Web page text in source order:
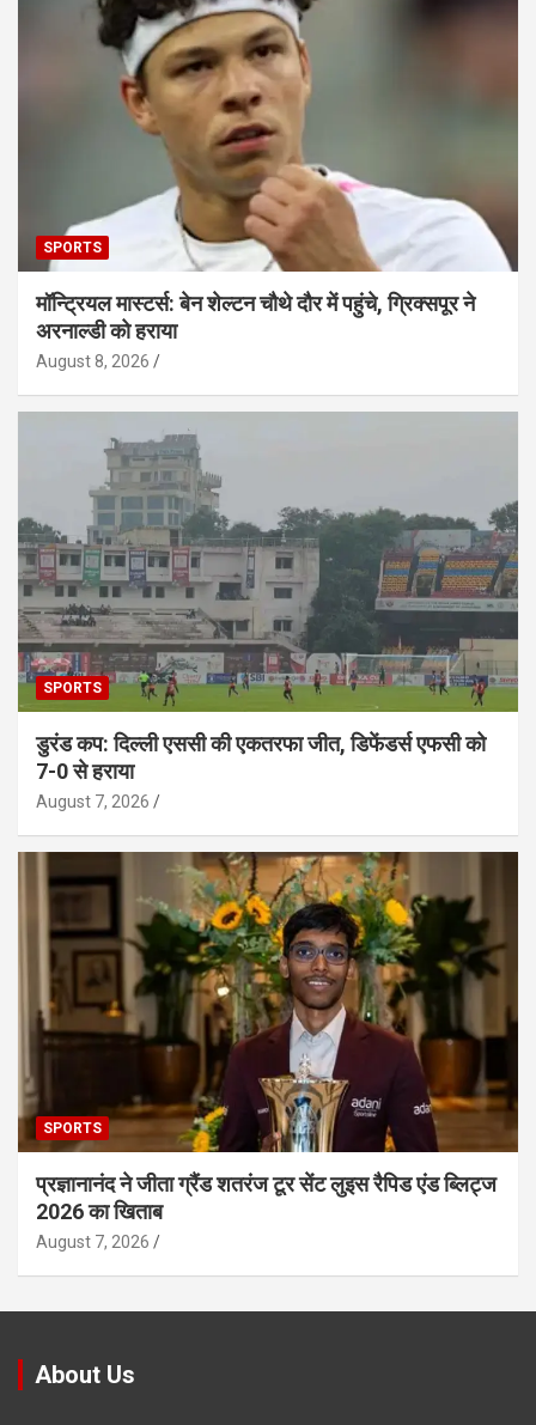
SPORTS
मॉन्ट्रियल मास्टर्स: बेन शेल्टन चौथे दौर में पहुंचे, ग्रिक्सपूर ने
अरनाल्डी को हराया
August 8, 2026
SPORTS
डुरंड कप: दिल्ली एससी की एकतरफा जीत, डिफेंडर्स एफसी को
7-0 से हराया
August 7, 2026
SPORTS
प्रज्ञानानंद ने जीता ग्रैंड शतरंज टूर सेंट लुइस रैपिड एंड ब्लिट्ज
2026 का खिताब
August 7, 2026
About Us